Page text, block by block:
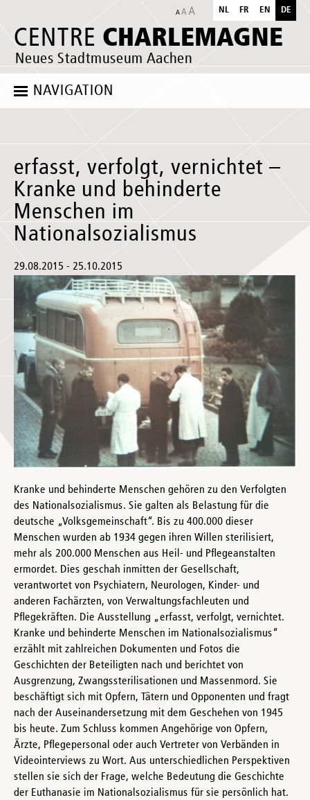
CENTRE CHARLEMAGNE
Neues Stadtmuseum Aachen
NL FR EN DE
NAVIGATION
erfasst, verfolgt, vernichtet –
Kranke und behinderte
Menschen im
Nationalsozialismus
29.08.2015 - 25.10.2015
Kranke und behinderte Menschen gehören zu den Verfolgten
des Nationalsozialismus. Sie galten als Belastung für die
deutsche „Volksgemeinschaft“. Bis zu 400.000 dieser
Menschen wurden ab 1934 gegen ihren Willen sterilisiert,
mehr als 200.000 Menschen aus Heil- und Pflegeanstalten
ermordet. Dies geschah inmitten der Gesellschaft,
verantwortet von Psychiatern, Neurologen, Kinder- und
anderen Fachärzten, von Verwaltungsfachleuten und
Pflegekräften. Die Ausstellung „erfasst, verfolgt, vernichtet.
Kranke und behinderte Menschen im Nationalsozialismus“
erzählt mit zahlreichen Dokumenten und Fotos die
Geschichten der Beteiligten nach und berichtet von
Ausgrenzung, Zwangssterilisationen und Massenmord. Sie
beschäftigt sich mit Opfern, Tätern und Opponenten und fragt
nach der Auseinandersetzung mit dem Geschehen von 1945
bis heute. Zum Schluss kommen Angehörige von Opfern,
Ärzte, Pflegepersonal oder auch Vertreter von Verbänden in
Videointerviews zu Wort. Aus unterschiedlichen Perspektiven
stellen sie sich der Frage, welche Bedeutung die Geschichte
der Euthanasie im Nationalsozialismus für sie persönlich hat.